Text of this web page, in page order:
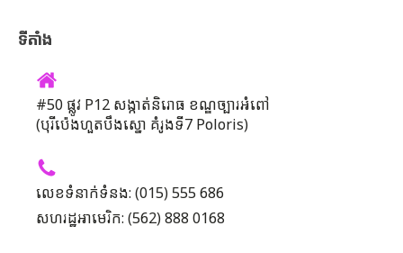
ទីតាំង
#50 ផ្លូវ P12 សង្កាត់និរោធ ខណ្ឌច្បារអំពៅ
(បុរីប៉េងហួតបឹងស្នោ គំរូងទី7 Poloris)
លេខទំនាក់ទំនង: (015) 555 686
សហរដ្ឋអាមេរិក: (562) 888 0168